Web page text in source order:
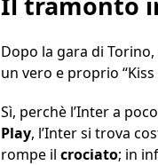
Dopo la gara di
un vero e proprio “Kiss
Sì, perchè l’Inter a
Play, l’Inter si trova
rompe il crociato; in